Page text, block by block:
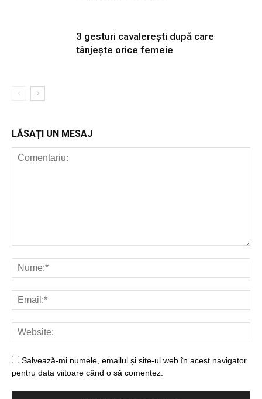
3 gesturi cavalerești după care
tânjește orice femeie
LĂSAȚI UN MESAJ
Salvează-mi numele, emailul și site-ul web în acest navigator
pentru data viitoare când o să comentez.